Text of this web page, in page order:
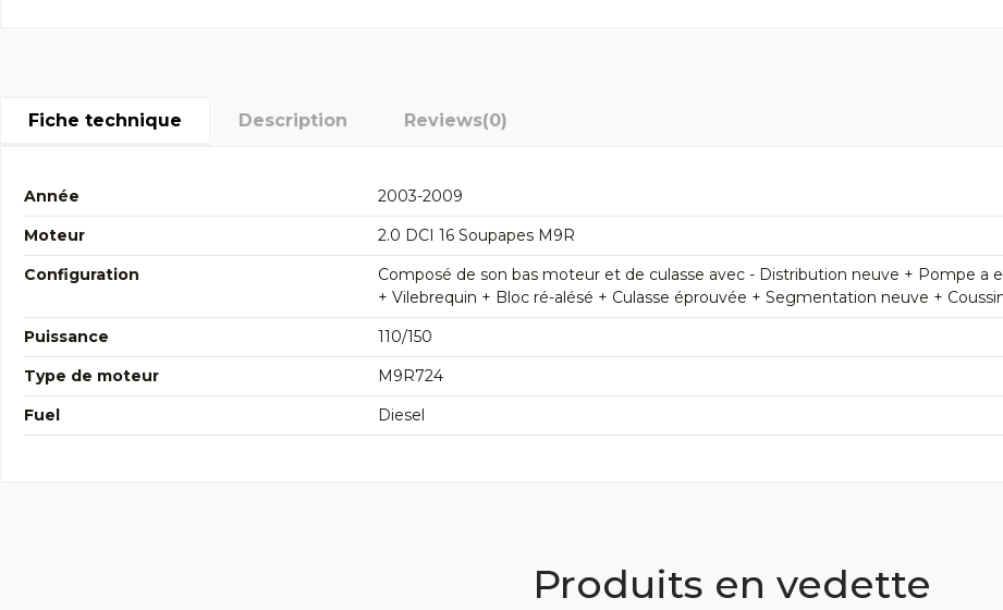
Fiche technique Description Reviews(0)
Année
2003-2009
Moteur
2.0 DCI 16 Soupapes M9R
Configuration
Composé de son bas moteur et de culasse avec - Distribution neuve + Pompe
+ Vilebrequin + Bloc ré-alésé + Culasse éprouvée + Segmentation neuve +
Puissance
110/150
Type de moteur
M9R724
Fuel
Diesel
Produits en vedette